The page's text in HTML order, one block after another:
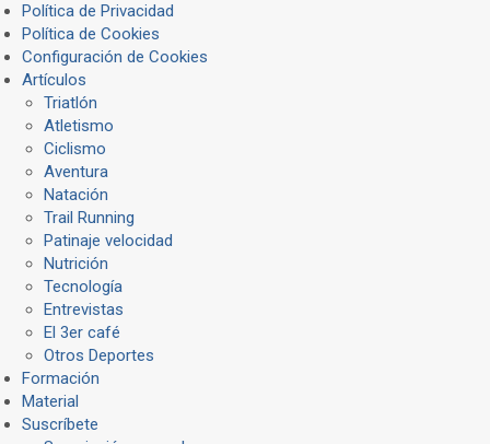
Política de Privacidad
Política de Cookies
Configuración de Cookies
Artículos
Triatlón
Atletismo
Ciclismo
Aventura
Natación
Trail Running
Patinaje velocidad
Nutrición
Tecnología
Entrevistas
El 3er café
Otros Deportes
Formación
Material
Suscríbete